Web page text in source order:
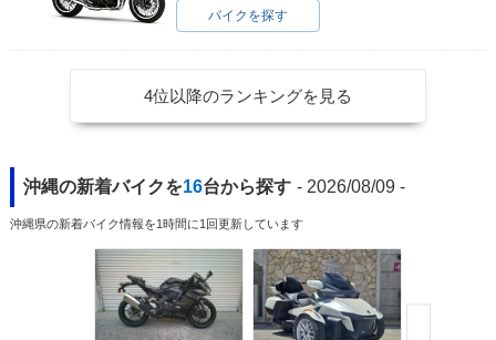
バイクを探す
4位以降のランキングを見る
沖縄の新着バイクを16台から探す - 2026/08/09 -
沖縄県の新着バイク情報を1時間に1回更新しています